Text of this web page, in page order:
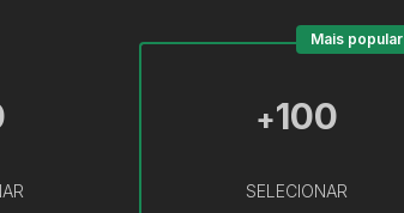
+100
SELECIONAR
Mais popular